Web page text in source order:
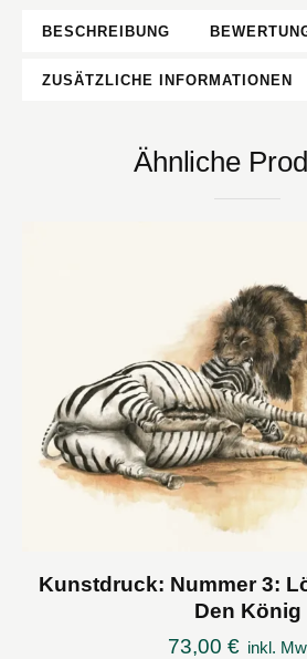
BESCHREIBUNG
ZUSÄTZLICHE INFORMATIONEN
Ähnliche
Kunstdruck: Nummer 3:
Den König
73,00 € inkl.